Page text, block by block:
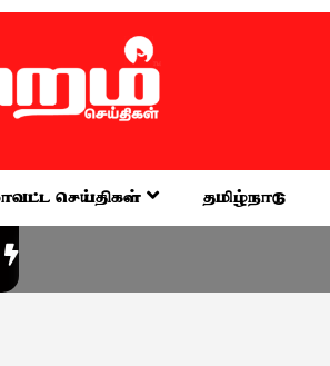
செய்திகள் தமிழ்நாடு